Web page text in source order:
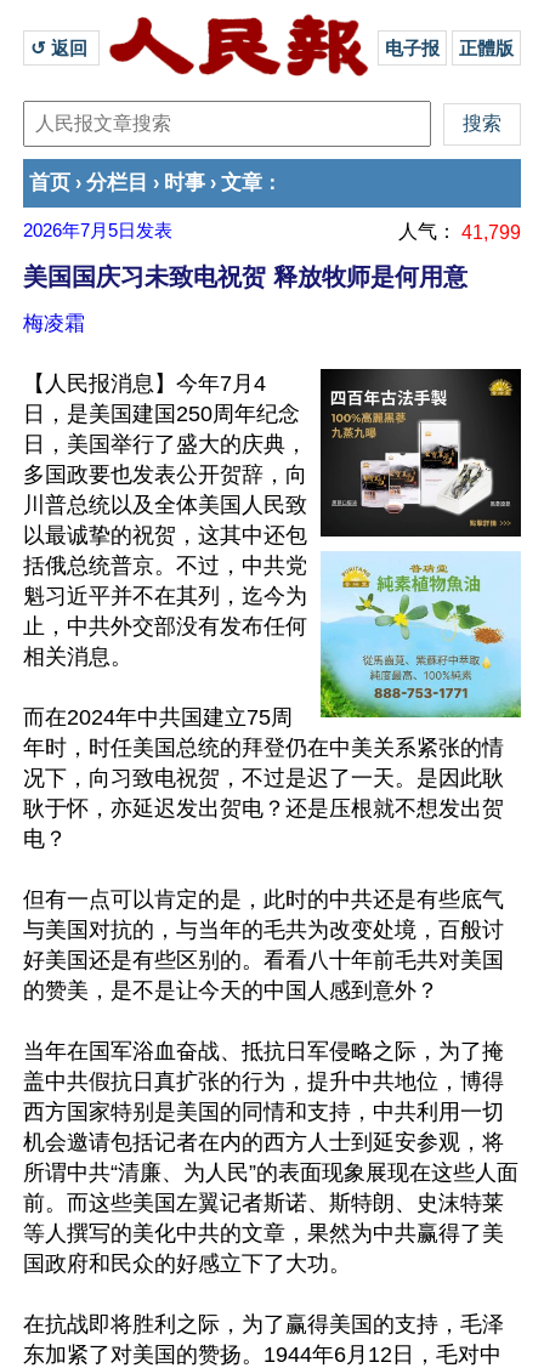
↺ 返回 电子报 正體版
首页 › 分栏目 › 时事 › 文章 ：
2026年7月5日 发表 人气： 41,799
美国国庆习未致电祝贺 释放牧师是何用意
梅凌霜
【人民报消息】今年7月4
日，是美国建国250周年纪念
日，美国举行了盛大的庆典，
多国政要也发表公开贺辞，向
川普总统以及全体美国人民致
以最诚挚的祝贺，这其中还包
括俄总统普京。不过，中共党
魁习近平并不在其列，迄今为
止，中共外交部没有发布任何
相关消息。
而在2024年中共国建立75周
年时，时任美国总统的拜登仍在中美关系紧张的情
况下，向习致电祝贺，不过是迟了一天。是因此耿
耿于怀，亦延迟发出贺电？还是压根就不想发出贺
电？
但有一点可以肯定的是，此时的中共还是有些底气
与美国对抗的，与当年的毛共为改变处境，百般讨
好美国还是有些区别的。看看八十年前毛共对美国
的赞美，是不是让今天的中国人感到意外？
当年在国军浴血奋战、抵抗日军侵略之际，为了掩
盖中共假抗日真扩张的行为，提升中共地位，博得
西方国家特别是美国的同情和支持，中共利用一切
机会邀请包括记者在内的西方人士到延安参观，将
所谓中共“清廉、为人民”的表面现象展现在这些人面
前。而这些美国左翼记者斯诺、斯特朗、史沫特莱
等人撰写的美化中共的文章，果然为中共赢得了美
国政府和民众的好感立下了大功。
在抗战即将胜利之际，为了赢得美国的支持，毛泽
东加紧了对美国的赞扬。1944年6月12日，毛对中